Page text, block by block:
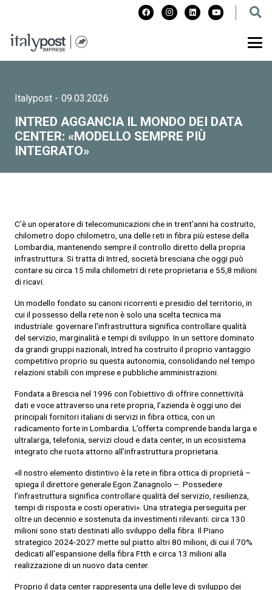
Italypost - 09.03.2026
INTRED AGGANCIA IL MONDO DEI DATA
CENTER: «MODELLO SEMPRE PIÙ
INTEGRATO»
C’è un operatore di telecomunicazioni che in trent’anni ha costruito,
chilometro dopo chilometro, una delle reti in fibra più estese della
Lombardia, mantenendo sempre il controllo diretto della propria
infrastruttura. Si tratta di Intred, società bresciana che oggi può
contare su circa 15 mila chilometri di rete proprietaria e 55,8 milioni
di ricavi.
Un modello fondato su canoni ricorrenti e presidio del territorio, in
cui il possesso della rete non è solo una scelta tecnica ma
industriale: governare l’infrastruttura significa controllare qualità
del servizio, marginalità e tempi di sviluppo. In un settore dominato
da grandi gruppi nazionali, Intred ha costruito il proprio vantaggio
competitivo proprio su questa autonomia, consolidando nel tempo
relazioni stabili con imprese e pubbliche amministrazioni.
Fondata a Brescia nel 1996 con l’obiettivo di offrire connettività
dati e voce attraverso una rete propria, l’azienda è oggi uno dei
principali fornitori italiani di servizi in fibra ottica, con un
radicamento forte in Lombardia. L’offerta comprende banda larga e
ultralarga, telefonia, servizi cloud e data center, in un ecosistema
integrato che ruota attorno all’infrastruttura proprietaria.
«Il nostro elemento distintivo è la rete in fibra ottica di proprietà –
spiega il direttore generale Egon Zanagnolo –. Possedere
l’infrastruttura significa controllare qualità del servizio, resilienza,
tempi di risposta e costi operativi». Una strategia perseguita per
oltre un decennio e sostenuta da investimenti rilevanti: circa 130
milioni sono stati destinati allo sviluppo della fibra. Il Piano
strategico 2024-2027 mette sul piatto altri 80 milioni, di cui il 70%
dedicati all’espansione della fibra Ftth e circa 13 milioni alla
realizzazione di un nuovo data center.
Proprio il data center rappresenta una delle leve di sviluppo dei